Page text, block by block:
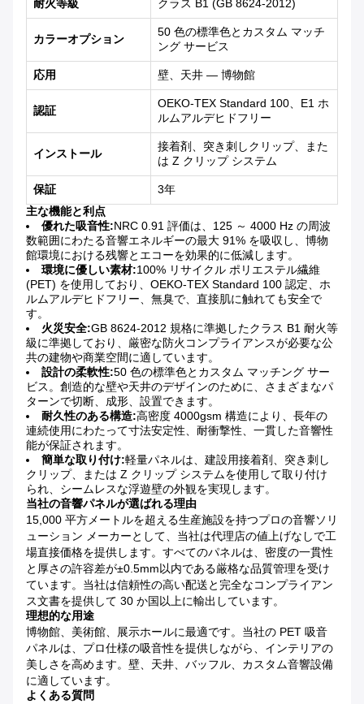
耐火等級 クラス B1 (GB 8624-2012)
カラーオプション
50 色の標準色とカスタム マッチ
ング サービス
応用 壁、天井 — 博物館
認証
OEKO-TEX Standard 100、E1 ホ
ルムアルデヒドフリー
インストール
接着剤、突き刺しクリップ、また
は Z クリップ システム
保証
3年
主な機能と利点
優れた吸音性:NRC 0.91 評価は、125 ～ 4000 Hz の周波
数範囲にわたる音響エネルギーの最大 91% を吸収し、博物
館環境における残響とエコーを効果的に低減します。
環境に優しい素材:100% リサイクル ポリエステル繊維
(PET) を使用しており、OEKO-TEX Standard 100 認定、ホ
ルムアルデヒドフリー、無臭で、直接肌に触れても安全で
す。
火災安全:GB 8624-2012 規格に準拠したクラス B1 耐火等
級に準拠しており、厳密な防火コンプライアンスが必要な公
共の建物や商業空間に適しています。
設計の柔軟性:50 色の標準色とカスタム マッチング サー
ビス。創造的な壁や天井のデザインのために、さまざまなパ
ターンで切断、成形、設置できます。
耐久性のある構造:高密度 4000gsm 構造により、長年の
連続使用にわたって寸法安定性、耐衝撃性、一貫した音響性
能が保証されます。
簡単な取り付け:軽量パネルは、建設用接着剤、突き刺し
クリップ、または Z クリップ システムを使用して取り付け
られ、シームレスな浮遊壁の外観を実現します。
当社の音響パネルが選ばれる理由
15,000 平方メートルを超える生産施設を持つプロの音響ソリ
ューション メーカーとして、当社は代理店の値上げなしで工
場直接価格を提供します。すべてのパネルは、密度の一貫性
と厚さの許容差が±0.5mm以内である厳格な品質管理を受け
ています。当社は信頼性の高い配送と完全なコンプライアン
ス文書を提供して 30 か国以上に輸出しています。
理想的な用途
博物館、美術館、展示ホールに最適です。当社の PET 吸音
パネルは、プロ仕様の吸音性を提供しながら、インテリアの
美しさを高めます。壁、天井、バッフル、カスタム音響設備
に適しています。
よくある質問